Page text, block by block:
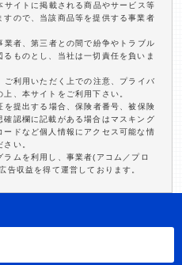
イトに掲載される商品やサービス等
ので、当該商品等を提供する事業者
者、第三者との間で紛争やトラブル
ものとし、当社は一切責任を負いま
利用いただく上での注意、プライバ
、本サイトをご利用下さい。
提出する場合、保険者番号、被保険
認欄に記載がある場合はマスキング
ードなど個人情報にアクセス可能な情
い。
ムを利用し、事業者(アコム／プロ
告収益を得て運営しております。